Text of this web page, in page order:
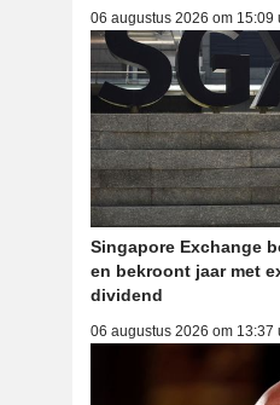
06 augustus 2026 om 15:09
Singapore Exchange
en bekroont jaar met
dividend
06 augustus 2026 om 13:37